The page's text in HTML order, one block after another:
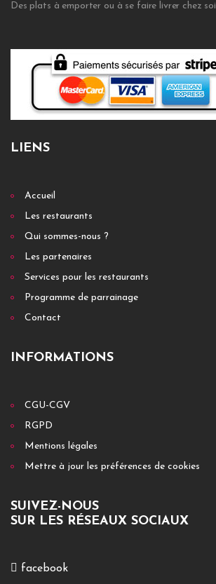
Des plats à emporter ou à se faire livrer chez soi
LIENS
Accueil
Les restaurants
Qui sommes-nous ?
Les partenaires
Services pour les restaurants
Programme de parrainage
Contact
INFORMATIONS
CGU-CGV
RGPD
Mentions légales
Mettre à jour les préférences de cookies
SUIVEZ-NOUS
SUR LES RÉSEAUX SOCIAUX
facebook